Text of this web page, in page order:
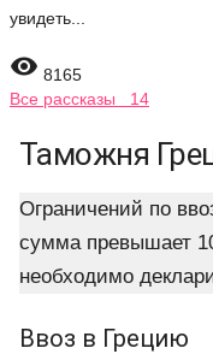
увидеть...
 8165
Все рассказы 14
Таможня
Ограничений по
сумма превышает
необходимо
Ввоз в Грецию